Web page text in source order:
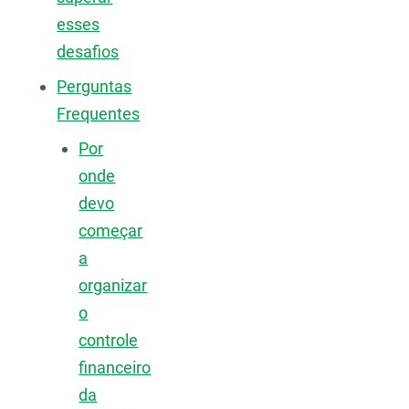
esses
desafios
Perguntas
Frequentes
Por
onde
devo
começar
a
organizar
o
controle
financeiro
da